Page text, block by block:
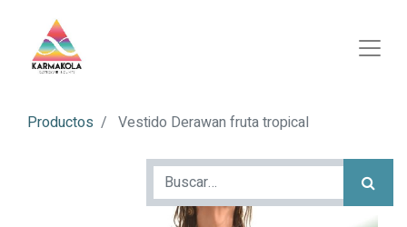
Productos Vestido Derawan fruta tropical